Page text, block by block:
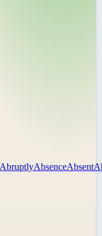
AbruptlyAbsenceAbsent